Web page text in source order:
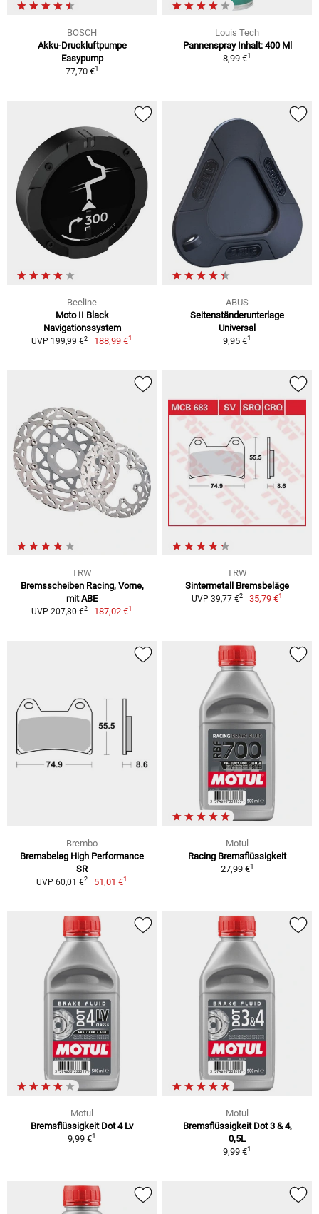
BOSCH
Akku-Druckluftpumpe
Easypump
77,70 €1
Louis Tech
Pannenspray Inhalt: 400 Ml
8,99 €1
Beeline
Moto II Black
Navigationssystem
UVP 199,99 €2 188,99 €1
ABUS
Seitenständerunterlage
Universal
9,95 €1
TRW
Bremsscheiben Racing, Vorne,
mit ABE
UVP 207,80 €2 187,02 €1
TRW
Sintermetall Bremsbeläge
UVP 39,77 €2 35,79 €1
Brembo
Bremsbelag High Performance
SR
UVP 60,01 €2 51,01 €1
Motul
Racing Bremsflüssigkeit
27,99 €1
Motul
Bremsflüssigkeit Dot 4 Lv
9,99 €1
Motul
Bremsflüssigkeit Dot 3 & 4,
0,5L
9,99 €1